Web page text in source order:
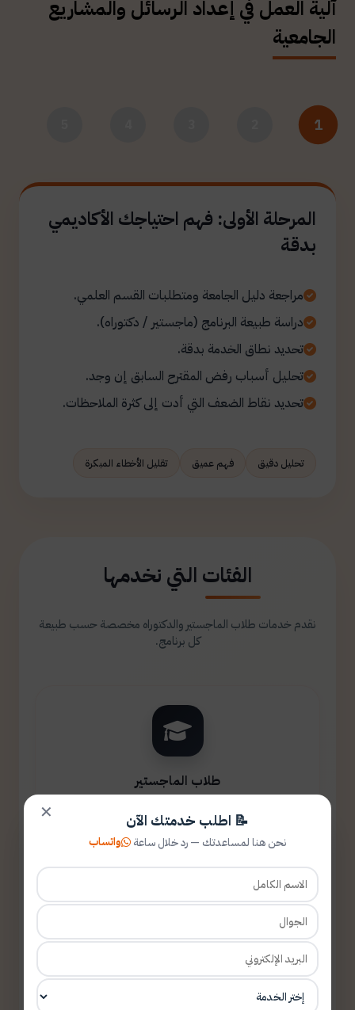
آلية العمل في إعداد الرسائل والمشاريع
الجامعية
1
المرحلة الأولى: فهم احتياجك الأكاديمي
بدقة
مراجعة دليل الجامعة ومتطلبات القسم العلمي.
دراسة طبيعة البرنامج (ماجستير / دكتوراه).
تحديد نطاق الخدمة بدقة.
تحليل أسباب رفض المقترح السابق إن وجد.
تحديد نقاط الضعف التي أدت إلى كثرة الملاحظات.
تحليل دقيق فهم عميق تقليل الأخطاء المبكرة
الفئات التي نخدمها
نقدم خدمات طلاب الماجستير والدكتوراه مخصصة حسب طبيعة
كل برنامج.
طلاب الماجستير
✕ 📝 اطلب خدمتك الآن
نحن هنا لمساعدتك — رد خلال ساعة واتساب